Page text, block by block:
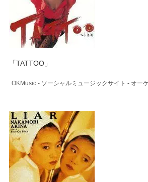
「TATTOO」
OKMusic - ソーシャルミュージックサイト - オー